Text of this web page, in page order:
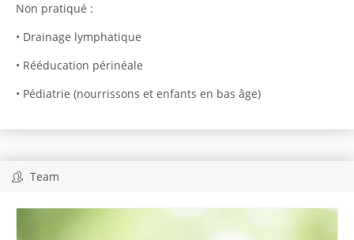
Non pratiqué :
• Drainage lymphatique
• Rééducation périnéale
• Pédiatrie (nourrissons et enfants en bas âge)
Team